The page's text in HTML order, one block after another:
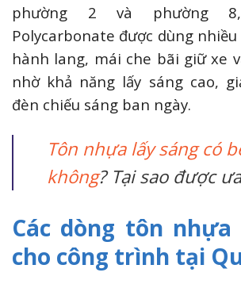
phường 2 và phường
Polycarbonate được dùng
hành lang, mái che bãi giữ xe
nhờ khả năng lấy sáng cao,
đèn chiếu sáng ban ngày.
Tôn nhựa lấy sáng có
không? Tại sao được
Các dòng tôn nhựa
cho công trình tại